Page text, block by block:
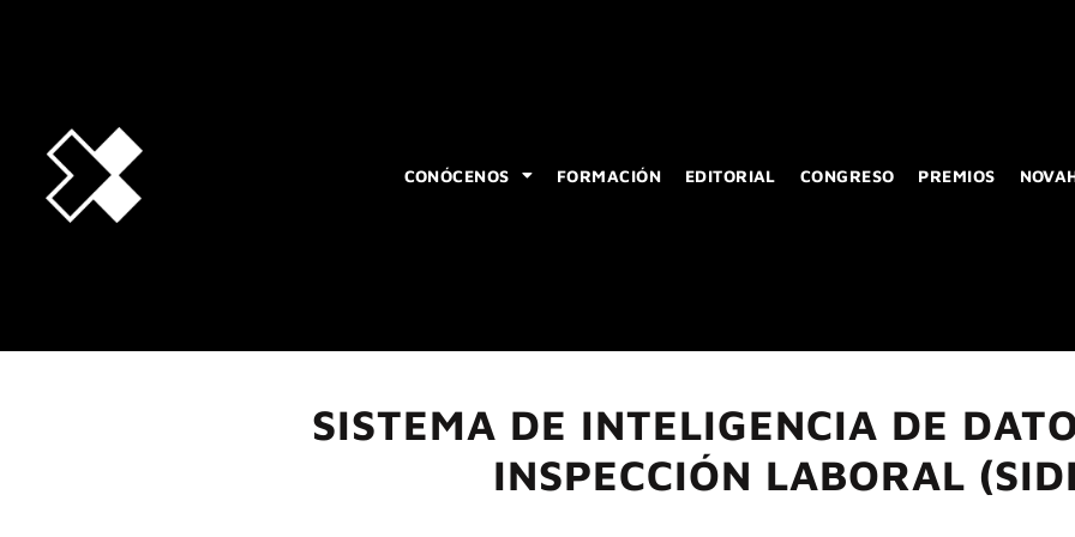
CONÓCENOS FORMACIÓN EDITORIAL CONGRESO PREMIOS
SISTEMA DE INTELIGENCIA DE
INSPECCIÓN LABORAL